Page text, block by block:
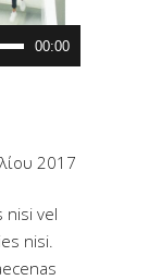
00:00
2017
nisi vel
nisi.